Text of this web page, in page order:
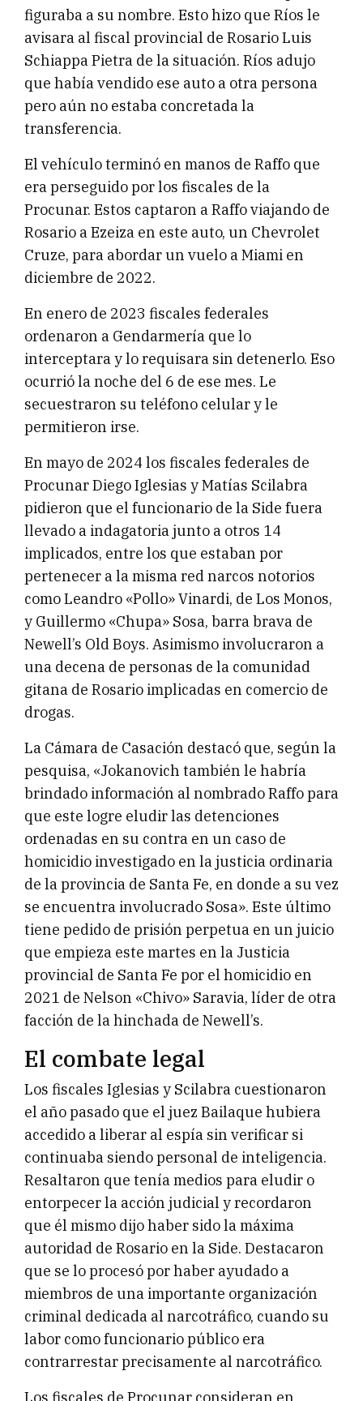
figuraba a su nombre. Esto hizo que Ríos le
avisara al fiscal provincial de Rosario Luis
Schiappa Pietra de la situación. Ríos adujo
que había vendido ese auto a otra persona
pero aún no estaba concretada la
transferencia.
El vehículo terminó en manos de Raffo que
era perseguido por los fiscales de la
Procunar. Estos captaron a Raffo viajando de
Rosario a Ezeiza en este auto, un Chevrolet
Cruze, para abordar un vuelo a Miami en
diciembre de 2022.
En enero de 2023 fiscales federales
ordenaron a Gendarmería que lo
interceptara y lo requisara sin detenerlo. Eso
ocurrió la noche del 6 de ese mes. Le
secuestraron su teléfono celular y le
permitieron irse.
En mayo de 2024 los fiscales federales de
Procunar Diego Iglesias y Matías Scilabra
pidieron que el funcionario de la Side fuera
llevado a indagatoria junto a otros 14
implicados, entre los que estaban por
pertenecer a la misma red narcos notorios
como Leandro «Pollo» Vinardi, de Los Monos,
y Guillermo «Chupa» Sosa, barra brava de
Newell’s Old Boys. Asimismo involucraron a
una decena de personas de la comunidad
gitana de Rosario implicadas en comercio de
drogas.
La Cámara de Casación destacó que, según la
pesquisa, «Jokanovich también le habría
brindado información al nombrado Raffo para
que este logre eludir las detenciones
ordenadas en su contra en un caso de
homicidio investigado en la justicia ordinaria
de la provincia de Santa Fe, en donde a su vez
se encuentra involucrado Sosa». Este último
tiene pedido de prisión perpetua en un juicio
que empieza este martes en la Justicia
provincial de Santa Fe por el homicidio en
2021 de Nelson «Chivo» Saravia, líder de otra
facción de la hinchada de Newell’s.
El combate legal
Los fiscales Iglesias y Scilabra cuestionaron
el año pasado que el juez Bailaque hubiera
accedido a liberar al espía sin verificar si
continuaba siendo personal de inteligencia.
Resaltaron que tenía medios para eludir o
entorpecer la acción judicial y recordaron
que él mismo dijo haber sido la máxima
autoridad de Rosario en la Side. Destacaron
que se lo procesó por haber ayudado a
miembros de una importante organización
criminal dedicada al narcotráfico, cuando su
labor como funcionario público era
contrarrestar precisamente al narcotráfico.
Los fiscales de Procunar consideran en